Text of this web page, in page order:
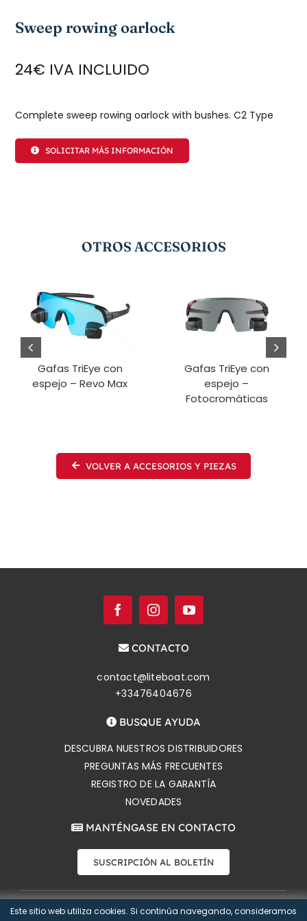
Sweep rowing oarlock
24€ IVA INCLUIDO
Complete sweep rowing oarlock with bushes. C2 Type
SOLICITAR MÁS INFORMACIÓN
OTROS ACCESORIOS
Gafas TriEye con
espejo – Revo Max
Gafas TriEye con
espejo –
Fotocromáticas
VOLVER A ACCESORIOS Y PIEZAS
CONTACTO
contact@liteboat.com
+33476404676
BUSQUE AYUDA
DESCUBRA NUESTROS DISTRIBUIDORES
PREGUNTAS MÁS FRECUENTES
REGISTRO DE LA GARANTÍA
NOVEDADES
MANTÉNGASE EN CONTACTO
SUSCRIPCIÓN AL BOLETÍN
Copyright 2026 Liteboat SAS |Aviso de privacidad|
CONTACTO
Este sitio web utiliza cookies. Si continúa navegando, consideramos